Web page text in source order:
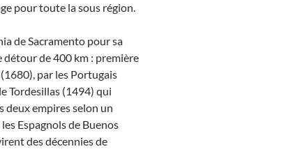
pour toute la sous région.
de Sacramento pour sa
de 400 km : première
par les Portugais
Tordesillas (1494) qui
deux empires selon un
Espagnols de Buenos
des décennies de